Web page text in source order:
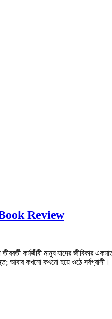
Book Review
কর্মজীবী মানুষ যাদের জীবিকার
আবার কখনো কখনো হয়ে ওঠে সর্বগ্রাসী।